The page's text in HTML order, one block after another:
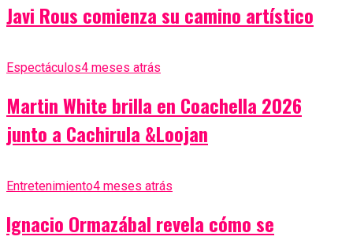
Javi Rous comienza su camino artístico
Espectáculos4 meses atrás
Martin White brilla en Coachella 2026
junto a Cachirula &Loojan
Entretenimiento4 meses atrás
Ignacio Ormazábal revela cómo se